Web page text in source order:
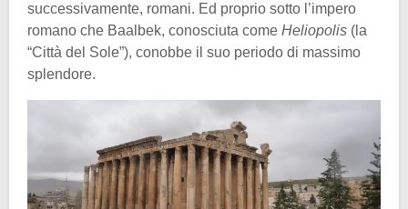
successivamente, romani. Ed proprio sotto l’impero
romano che Baalbek, conosciuta come Heliopolis (la
“Città del Sole”), conobbe il suo periodo di massimo
splendore.